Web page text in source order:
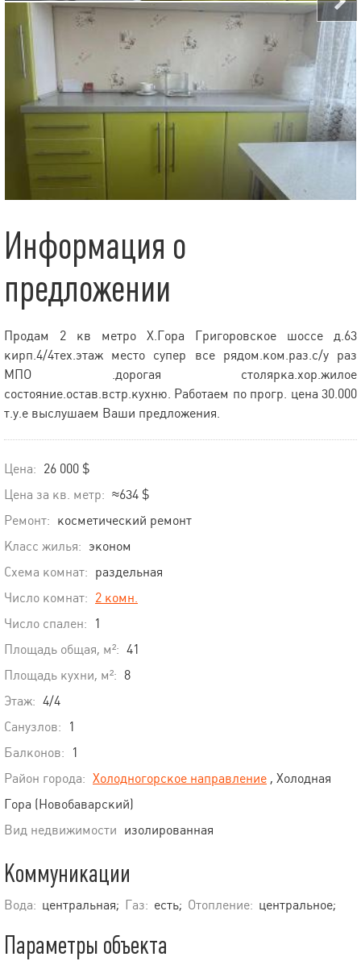
Информация о
предложении
Продам 2 кв метро Х.Гора Григоровское шоссе д.63
кирп.4/4тех.этаж место супер все рядом.ком.раз.с/у раз
МПО .дорогая столярка.хор.жилое
состояние.остав.встр.кухню. Работаем по прогр. цена 30.000
т.у.е выслушаем Ваши предложения.
Цена: 26 000 $
Цена за кв. метр: ≈634 $
Ремонт: косметический ремонт
Класс жилья: эконом
Схема комнат: раздельная
Число комнат: 2 комн.
Число спален:
1
Площадь общая, м²: 41
Площадь кухни, м²: 8
Этаж: 4/4
Санузлов:
1
Балконов:
1
Район города: Холодногорское направление , Холодная
Гора (Новобаварский)
Вид недвижимости изолированная
Коммуникации
Вода: центральная; Газ: есть; Отопление: центральное;
Параметры объекта